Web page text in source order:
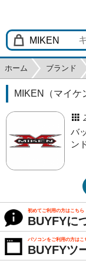
ホーム ブランド
MIKEN（マイケ
バ
ン
初めてご利用の方はこちら
BUYFYに
パソコンをご利用の方はこ
BUYFYツ